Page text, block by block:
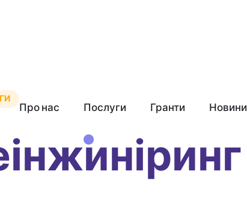
Про нас Послуги Гранти Новини